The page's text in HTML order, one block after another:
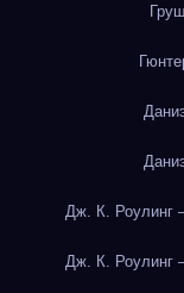
Дж. К. Роулинг
Дж. К. Роулинг